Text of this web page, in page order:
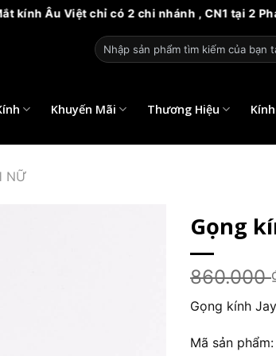
Việt chỉ có 2 chi nhánh , CN1 tại 2 Phan
Tìm
kiếm:
Khuyến Mãi Thương Hiệu
NỮ
Gọng
860.000
Gọng kính
Mã sản